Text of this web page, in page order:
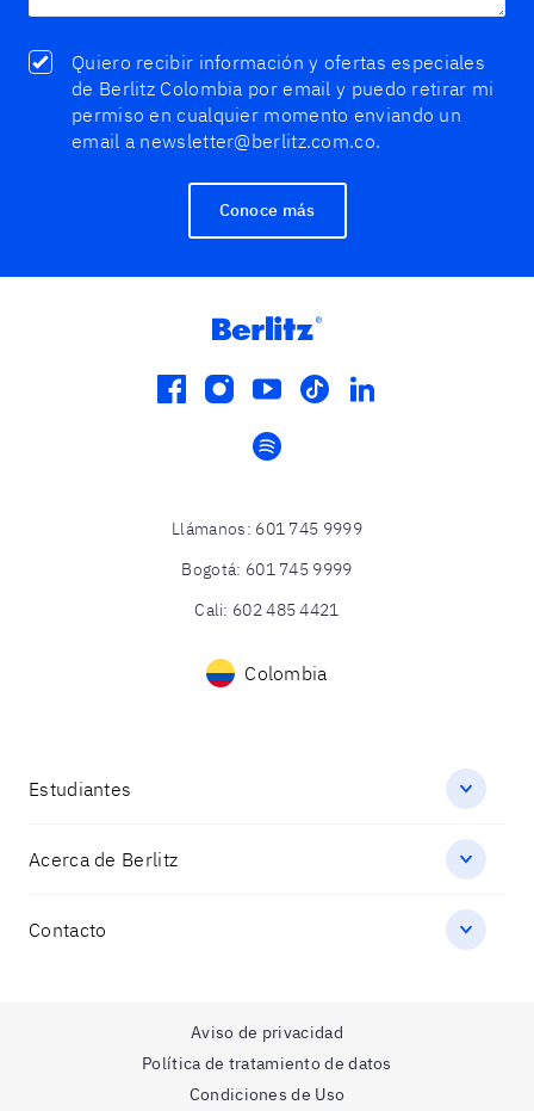
Quiero recibir información y ofertas especiales
de Berlitz Colombia por email y puedo retirar mi
permiso en cualquier momento enviando un
email a newsletter@berlitz.com.co.
Conoce más
facebook
instagram
youtube
tiktoklinkedin
spotify
Llámanos: 601 745 9999
Bogotá: 601 745 9999
Cali: 602 485 4421
Colombia
Estudiantes
Acerca de Berlitz
Contacto
Aviso de privacidad
Política de tratamiento de datos
Condiciones de Uso